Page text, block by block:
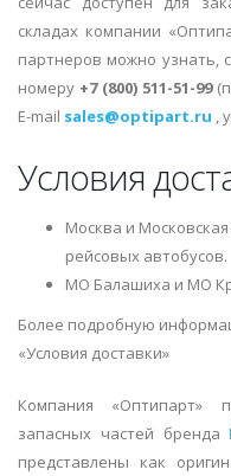
складах компании
партнеров можно узнать,
номеру +7 (800) 511-51-99
E-mail sales@optipart.ru ,
Условия
Москва и
рейсовых автобусов.
МО Балашиха и МО
Более подробную
«Условия доставки»
Компания «Оптипарт»
запасных частей бренда
представлены как